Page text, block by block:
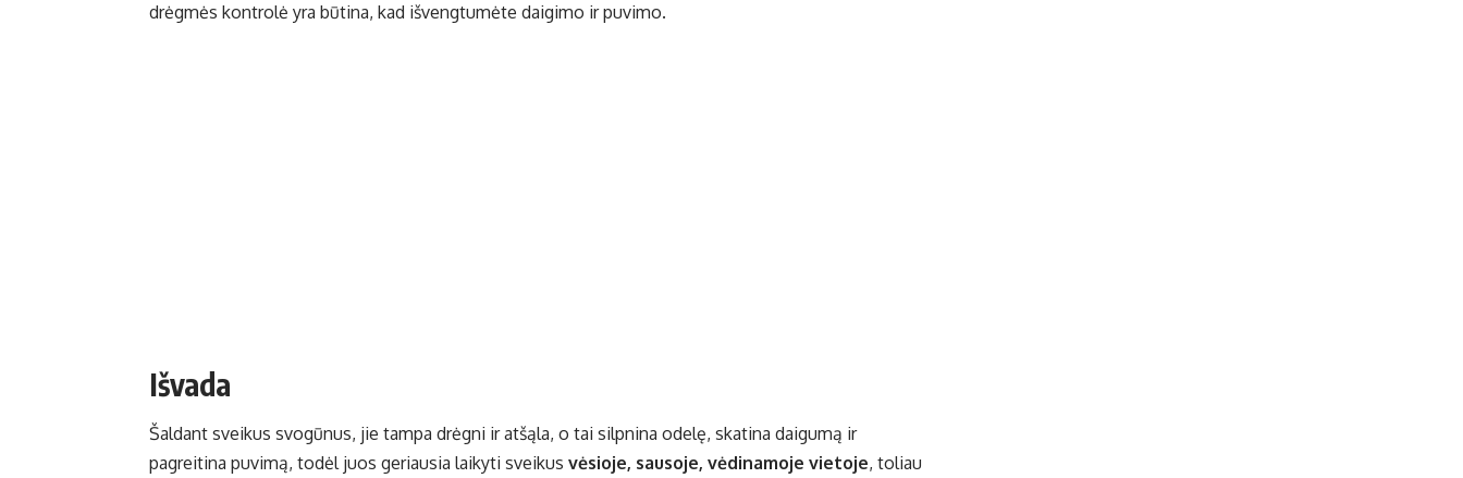
drėgmės kontrolė yra būtina, kad išvengtumėte daigimo ir puvimo.
Išvada
Šaldant sveikus svogūnus, jie tampa drėgni ir atšąla, o tai silpnina odelę, skatina daigumą ir
pagreitina puvimą, todėl juos geriausia laikyti sveikus vėsioje, sausoje, vėdinamoje vietoje, toliau